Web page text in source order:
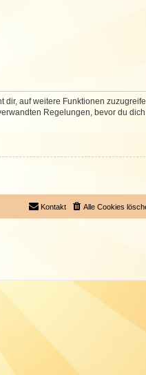
auf weitere Funktionen
Regelungen, bevor du
Alle Cookies
Kontakt